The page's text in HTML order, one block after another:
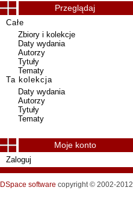
Przeglądaj
Całe
Zbiory i kolekcje
Daty wydania
Autorzy
Tytuły
Tematy
Ta kolekcja
Daty wydania
Autorzy
Tytuły
Tematy
Moje konto
Zaloguj
DSpace software copyright © 2002-2012